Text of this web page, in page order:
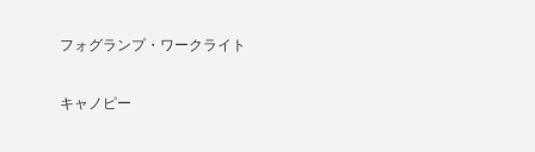
フォグランプ・ワークライト
キャノピー